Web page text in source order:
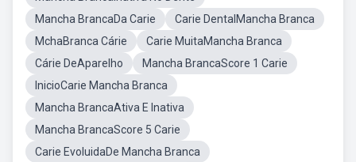
Mancha BrancaDa Carie
Carie DentalMancha Branca
MchaBranca Cárie
Carie MuitaMancha Branca
Cárie DeAparelho
Mancha BrancaScore 1 Carie
InicioCarie Mancha Branca
Mancha BrancaAtiva E Inativa
Mancha BrancaScore 5 Carie
Carie EvoluidaDe Mancha Branca